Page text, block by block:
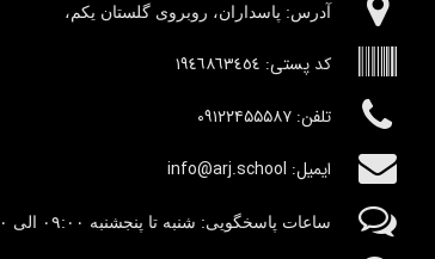
آدرس:‌ پاسداران، روبروی گلستان یکم،
کد پستی: ١٩٤٦٨٦٣٤٥٤
تلفن: ۰۹۱۲۲۴۵۵۵۸۷
ایمیل: info@arj.school
ساعات پاسخگویی: شنبه تا پنجشنبه ٠۹:۰۰ الی ١٨:٠٠